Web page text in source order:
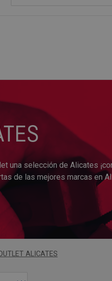
una selección de Alicates
de las mejores marcas en
ALICATES